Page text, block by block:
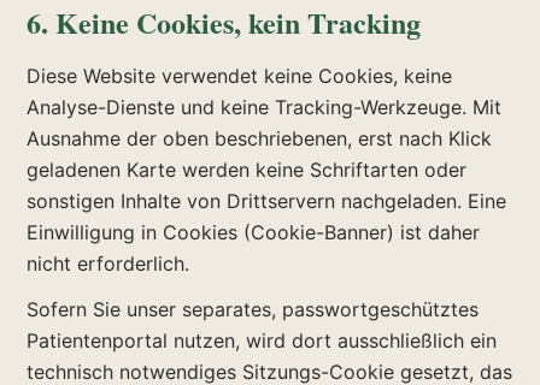
6. Keine Cookies, kein Tracking
Diese Website verwendet keine Cookies, keine
Analyse-Dienste und keine Tracking-Werkzeuge. Mit
Ausnahme der oben beschriebenen, erst nach Klick
geladenen Karte werden keine Schriftarten oder
sonstigen Inhalte von Drittservern nachgeladen. Eine
Einwilligung in Cookies (Cookie-Banner) ist daher
nicht erforderlich.
Sofern Sie unser separates, passwortgeschütztes
Patientenportal nutzen, wird dort ausschließlich ein
technisch notwendiges Sitzungs-Cookie gesetzt, das